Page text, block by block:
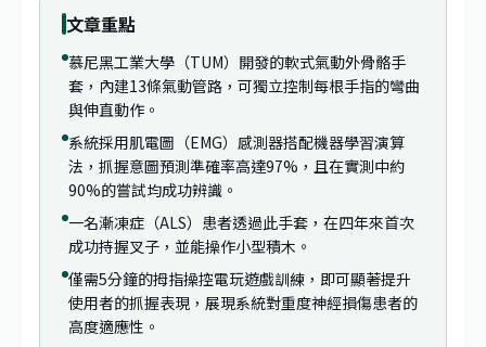
文章重點
慕尼黑工業大學（TUM）開發的軟式氣動外骨骼手
套，內建13條氣動管路，可獨立控制每根手指的彎曲
與伸直動作。
系統採用肌電圖（EMG）感測器搭配機器學習演算
法，抓握意圖預測準確率高達97%，且在實測中約
90%的嘗試均成功辨識。
一名漸凍症（ALS）患者透過此手套，在四年來首次
成功持握叉子，並能操作小型積木。
僅需5分鐘的拇指操控電玩遊戲訓練，即可顯著提升
使用者的抓握表現，展現系統對重度神經損傷患者的
高度適應性。